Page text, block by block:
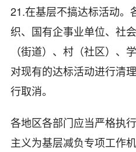
21.在基层不搞达标活动。
织、国有企事业单位、社
（街道）、村（社区）、
对现有的达标活动进行清
行取消。
各地区各部门应当严格执
主义为基层减负专项工作